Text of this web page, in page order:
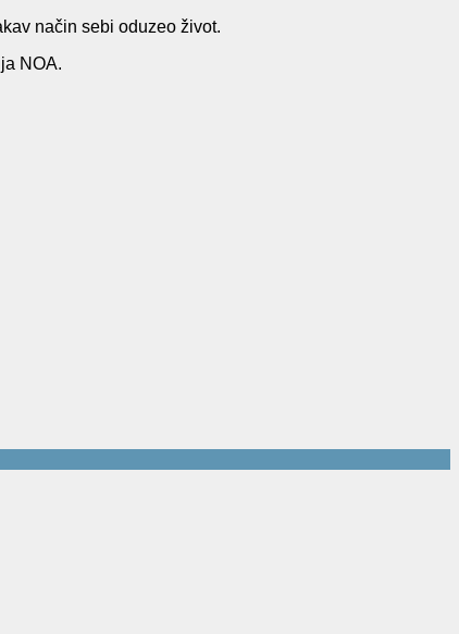
način sebi oduzeo život.
NOA.